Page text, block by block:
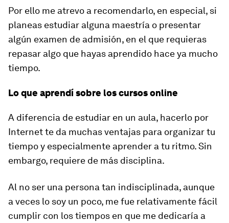
Por ello me atrevo a recomendarlo, en especial, si
planeas estudiar alguna maestría o presentar
algún examen de admisión, en el que requieras
repasar algo que hayas aprendido hace ya mucho
tiempo.
Lo que aprendí sobre los cursos online
A diferencia de estudiar en un aula, hacerlo por
Internet te da muchas ventajas para organizar tu
tiempo y especialmente aprender a tu ritmo. Sin
embargo, requiere de más disciplina.
Al no ser una persona tan indisciplinada, aunque
a veces lo soy un poco, me fue relativamente fácil
cumplir con los tiempos en que me dedicaría a